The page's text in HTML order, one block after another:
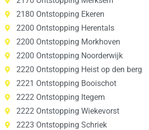
2180 Ontstopping Ekeren
2200 Ontstopping Herentals
2200 Ontstopping Morkhoven
2200 Ontstopping Noorderwijk
2220 Ontstopping Heist op den berg
2221 Ontstopping Booischot
2222 Ontstopping Itegem
2222 Ontstopping Wiekevorst
2223 Ontstopping Schriek